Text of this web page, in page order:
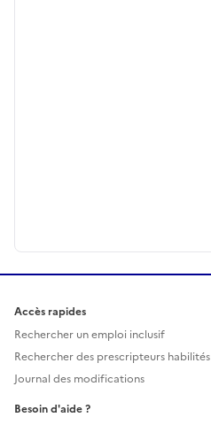
Accès rapides
Rechercher un emploi inclusif
Rechercher des prescripteurs habilités
Journal des modifications
Besoin d'aide ?